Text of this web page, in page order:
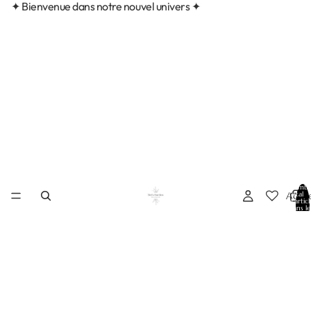
✦ Bienvenue dans notre nouvel univers ✦
total
dans le